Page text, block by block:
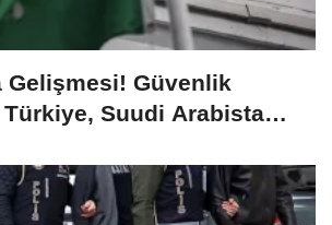
Gelişmesi! Güvenlik
Türkiye, Suudi Arabistan
imzalayacağını